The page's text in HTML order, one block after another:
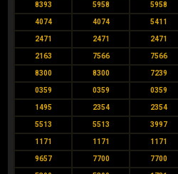
8393 5958 5958
4074 4074 5411
2471 2471 2471
2163 7566 7566
8300 8300 7239
0359 0359 0359
1495 2354 2354
5513 5513 3997
1171 1171 1171
9657 7700 7700